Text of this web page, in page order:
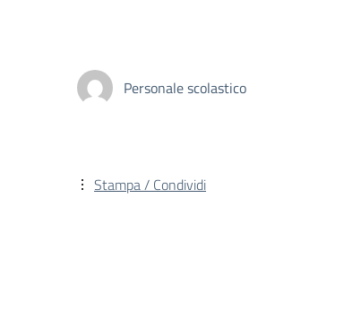
Personale scolastico
Stampa / Condividi